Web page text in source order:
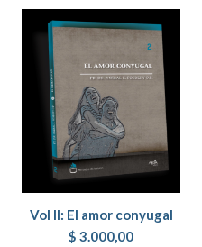
Vol II: El amor conyugal
$ 3.000,00